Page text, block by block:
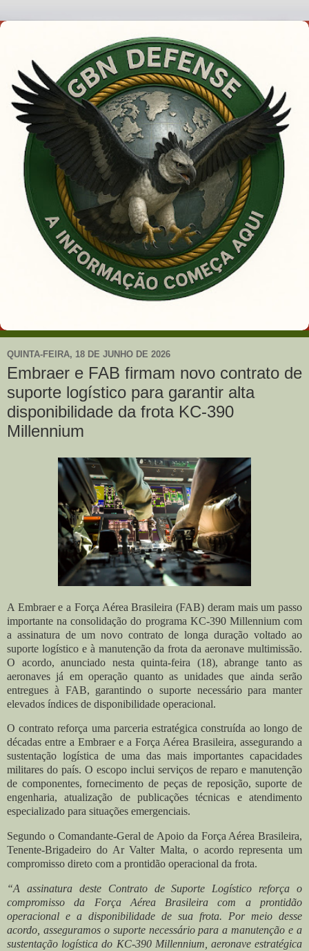
QUINTA-FEIRA, 18 DE JUNHO DE 2026
Embraer e FAB firmam novo contrato de
suporte logístico para garantir alta
disponibilidade da frota KC-390
Millennium
A Embraer e a Força Aérea Brasileira (FAB) deram mais um passo
importante na consolidação do programa KC-390 Millennium com
a assinatura de um novo contrato de longa duração voltado ao
suporte logístico e à manutenção da frota da aeronave multimissão.
O acordo, anunciado nesta quinta-feira (18), abrange tanto as
aeronaves já em operação quanto as unidades que ainda serão
entregues à FAB, garantindo o suporte necessário para manter
elevados índices de disponibilidade operacional.
O contrato reforça uma parceria estratégica construída ao longo de
décadas entre a Embraer e a Força Aérea Brasileira, assegurando a
sustentação logística de uma das mais importantes capacidades
militares do país. O escopo inclui serviços de reparo e manutenção
de componentes, fornecimento de peças de reposição, suporte de
engenharia, atualização de publicações técnicas e atendimento
especializado para situações emergenciais.
Segundo o Comandante-Geral de Apoio da Força Aérea Brasileira,
Tenente-Brigadeiro do Ar Valter Malta, o acordo representa um
compromisso direto com a prontidão operacional da frota.
“A assinatura deste Contrato de Suporte Logístico reforça o
compromisso da Força Aérea Brasileira com a prontidão
operacional e a disponibilidade de sua frota. Por meio desse
acordo, asseguramos o suporte necessário para a manutenção e a
sustentação logística do KC-390 Millennium, aeronave estratégica